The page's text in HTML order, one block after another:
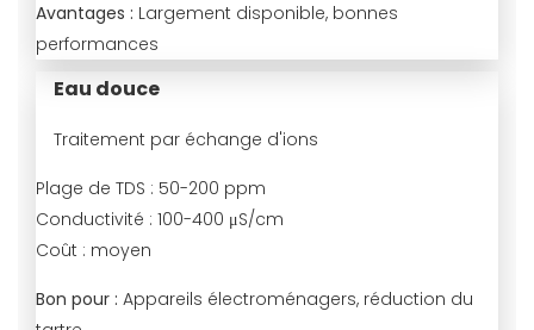
Avantages : Largement disponible, bonnes
performances
Eau douce
Traitement par échange d'ions
Plage de TDS : 50-200 ppm
Conductivité : 100-400 μS/cm
Coût : moyen
Bon pour : Appareils électroménagers, réduction du